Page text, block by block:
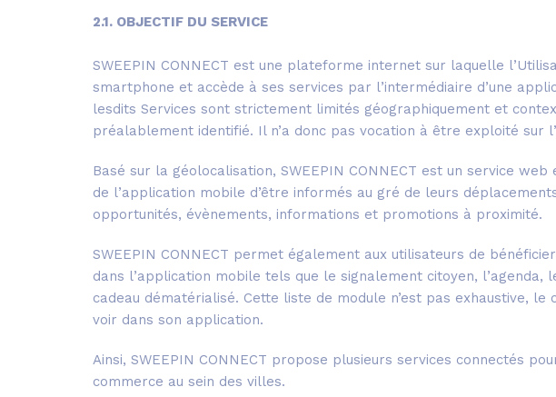
2.1. OBJECTIF DU SERVICE
SWEEPIN CONNECT est une plateforme internet sur laquelle
smartphone et accède à ses services par l’intermédiaire d’une
lesdits Services sont strictement limités géographiquement et
préalablement identifié. Il n’a donc pas vocation à être exploité sur
Basé sur la géolocalisation, SWEEPIN CONNECT est un service
de l’application mobile d’être informés au gré de leurs
opportunités, évènements, informations et promotions à proximité.
SWEEPIN CONNECT permet également aux utilisateurs de
dans l’application mobile tels que le signalement citoyen, l’agenda,
cadeau dématérialisé. Cette liste de module n’est pas exhaustive, le
voir dans son application.
Ainsi, SWEEPIN CONNECT propose plusieurs services connectés
commerce au sein des villes.